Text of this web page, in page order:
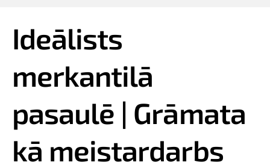
Ideālists
merkantilā
pasaulē | Grāmata
kā meistardarbs